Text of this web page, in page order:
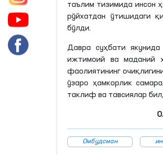
таълим тизимида инсон
рўйхатдан ўтишидаги
бўлди.
Давра суҳбати
ижтимоий ва маданий
фаолиятининг
ўзаро ҳамкорлик
таклиф ва тавсиялар
Омбудсман